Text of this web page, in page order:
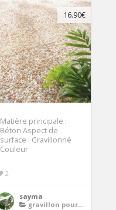
16.90€
Matière principale :
Béton Aspect de
surface : Gravillonné
Couleur
2
sayma
gravillon pour allee